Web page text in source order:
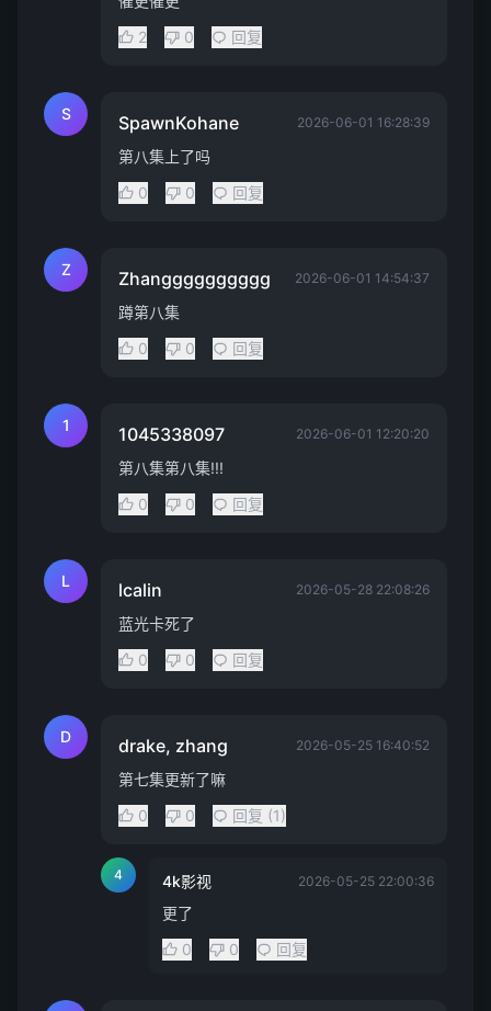
2
0 回复
S SpawnKohane 2026-06-01 16:28:39
第八集上了吗
0
0 回复
Z Zhangggggggggg 2026-06-01 14:54:37
蹲第八集
0
0 回复
1 1045338097 2026-06-01 12:20:20
第八集第八集!!!
0
0 回复
L lcalin 2026-05-28 22:08:26
蓝光卡死了
0
0 回复
D drake, zhang 2026-05-25 16:40:52
第七集更新了嘛
0
0 回复 (1)
4 4k影视 2026-05-25 22:00:36
更了
0
0 回复